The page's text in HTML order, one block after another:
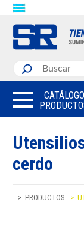
CATÁLOGO
cerdo
PRODUCTOS